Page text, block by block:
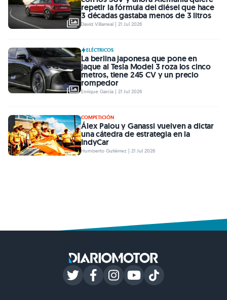
repetir la fórmula del diésel que hace
3 décadas gastaba menos de 3 litros
David Villarreal | 21 Jul 2026
ELÉCTRICOS
La berlina japonesa que pone en
jaque al Tesla Model 3 roza los cinco
metros, tiene 245 CV y un precio
rompedor
Enrique García | 21 Jul 2026
COMPETICIÓN
Álex Palou y Ganassi vuelven a dictar
una cátedra de estrategia en la
IndyCar
Humberto Gutiérrez | 21 Jul 2026